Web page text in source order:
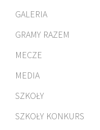
GALERIA
GRAMY RAZEM
MECZE
MEDIA
SZKOŁY
SZKOŁY KONKURS